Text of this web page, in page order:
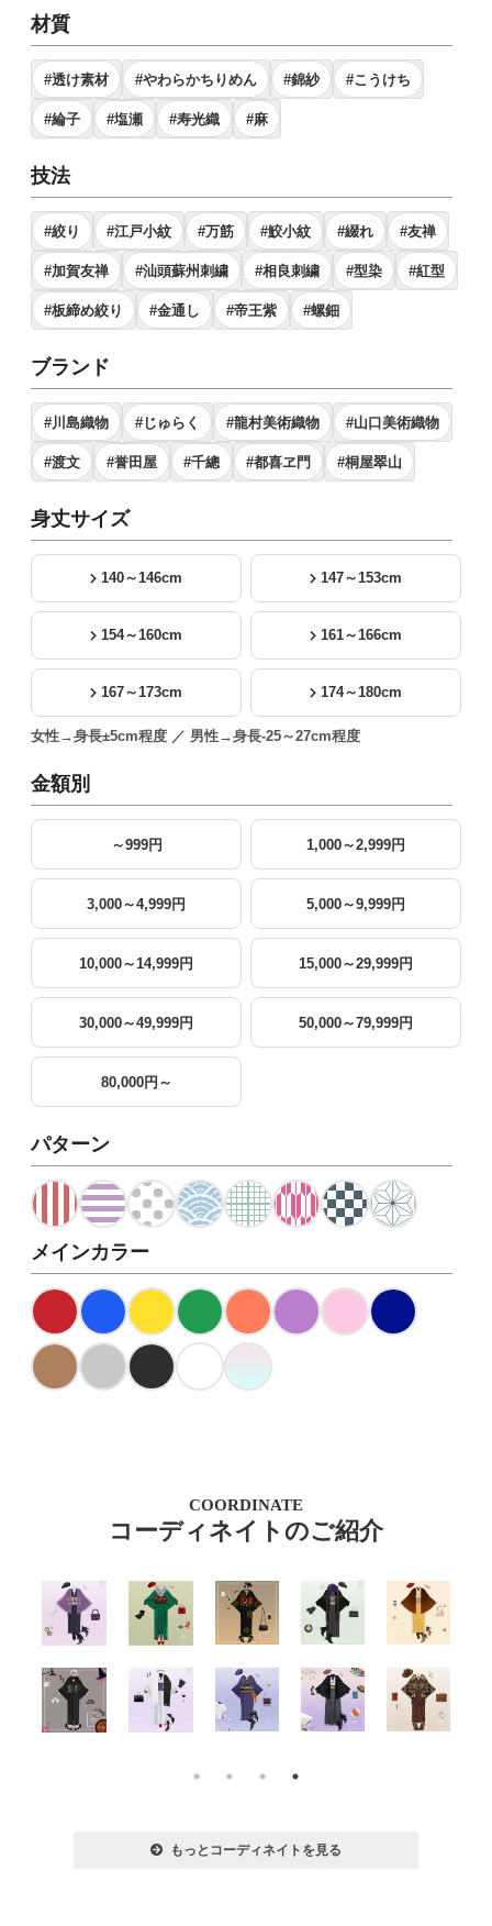
材質
#透け素材 #やわらかちりめん #錦紗 #こうけち
#綸子 #塩瀬 #寿光織 #麻
技法
#絞り #江戸小紋 #万筋 #鮫小紋 #綴れ #友禅
#加賀友禅 #汕頭蘇州刺繍 #相良刺繍 #型染 #紅型
#板締め絞り #金通し #帝王紫 #螺鈿
ブランド
#川島織物 #じゅらく #龍村美術織物 #山口美術織物
#渡文 #誉田屋 #千總 #都喜ヱ門 #桐屋翠山
身丈サイズ
140～146cm 147～153cm
154～160cm 161～166cm
167～173cm 174～180cm
女性→身長±5cm程度 ／ 男性→身長-25～27cm程度
金額別
～999円 1,000～2,999円
3,000～4,999円 5,000～9,999円
10,000～14,999円 15,000～29,999円
30,000～49,999円 50,000～79,999円
80,000円～
パターン
メインカラー
COORDINATE
コーディネイトのご紹介
もっとコーディネイトを見る